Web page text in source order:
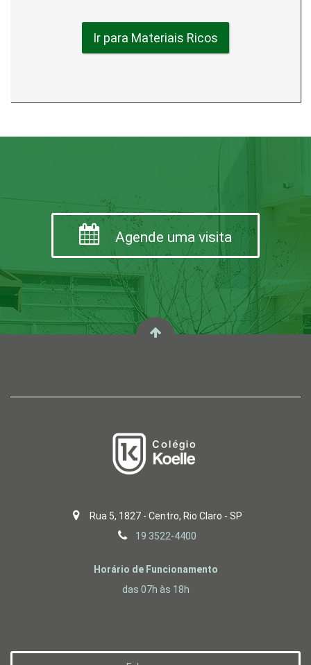
Ir para Materiais Ricos
Agende uma visita
Rua 5, 1827 - Centro, Rio Claro - SP
19 3522-4400
Horário de Funcionamento
das 07h às 18h